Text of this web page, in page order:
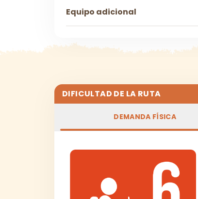
Equipo adicional
DIFICULTAD DE LA RUTA
DEMANDA FÍSICA